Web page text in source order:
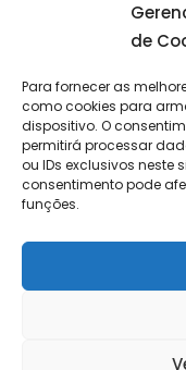
de
Para fornecer as
como cookies para
dispositivo. O
permitirá processar
ou IDs exclusivos neste
consentimento pode
funções.
Empresa|Política
Powered
G-